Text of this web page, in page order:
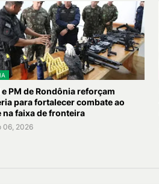
e PM de Rondônia reforçam
para fortalecer combate ao
na faixa de fronteira
06, 2026